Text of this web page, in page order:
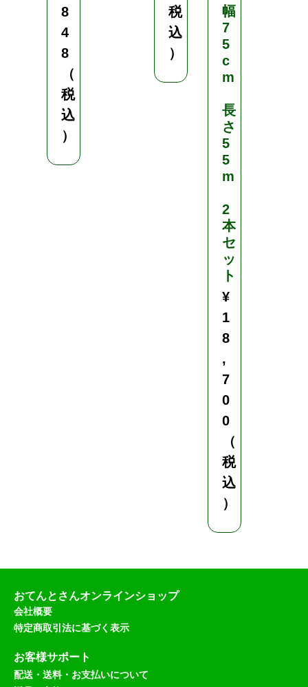
8
4
8
（
税
込
）
税
込
）
幅
7
5
c
m
長
さ
5
5
m
2
本
セ
ッ
ト
¥
1
8
,
7
0
0
（
税
込
）
おてんとさんオンラインショップ
会社概要
特定商取引法に基づく表示
お客様サポート
配送・送料・お支払いについて